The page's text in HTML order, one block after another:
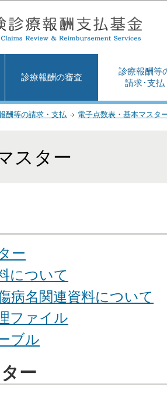
診療報酬の審査
診療報酬等
請求･支払
酬等の請求・支払 電子点数表・基本マスタ
スター
ー
について
病名関連資料について
ファイル
ブル
ー